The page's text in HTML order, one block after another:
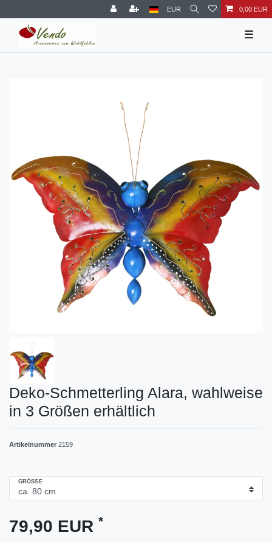
EUR 0,00 EUR
☰
Deko-Schmetterling Alara, wahlweise
in 3 Größen erhältlich
Artikelnummer 2159
GRÖSSE
79,90 EUR *